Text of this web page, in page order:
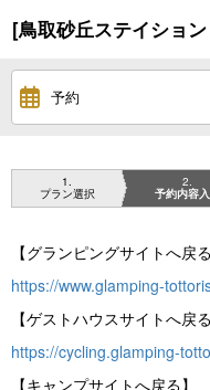
[鳥取砂丘ステイショ
予約
1
プラン選択
2
予約内容
【グランピングサイトへ戻る
https://www.glamping-
【ゲストハウスサイトへ戻る
https://cycling.glamping-
【キャンプサイトへ戻る】